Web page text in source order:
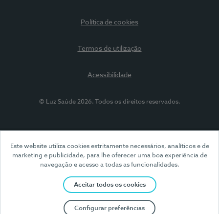
Este website utiliza cookies estritamente necessários, analíticos e de
marketing e publicidade, para lhe oferecer uma boa experiência de
navegação e acesso a todas as funcionalidades.
Aceitar todos os cookies
Configurar preferências
Política de cookies
Termos de utilização
Acessibilidade
© Luz Saúde 2026. Todos os direitos reservados.